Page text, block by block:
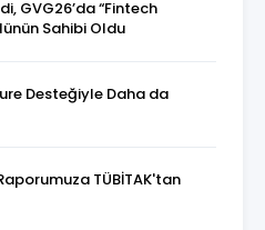
GVG26’da “Fintech
Sahibi Oldu
Desteğiyle Daha da
TÜBİTAK'tan